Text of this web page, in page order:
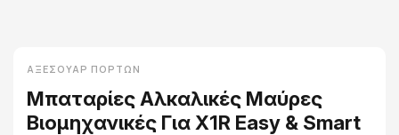
ΑΞΕΣΟΥΆΡ ΠΟΡΤΏΝ
Μπαταρίες Αλκαλικές Μαύρες
Βιομηχανικές Για X1R Easy & Smart